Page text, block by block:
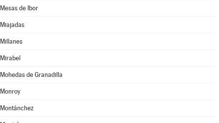
Mesas de Ibor
Miajadas
Millanes
Mirabel
Mohedas de Granadilla
Monroy
Montánchez